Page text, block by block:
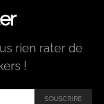
rien rater de
!
SOUSCRIRE